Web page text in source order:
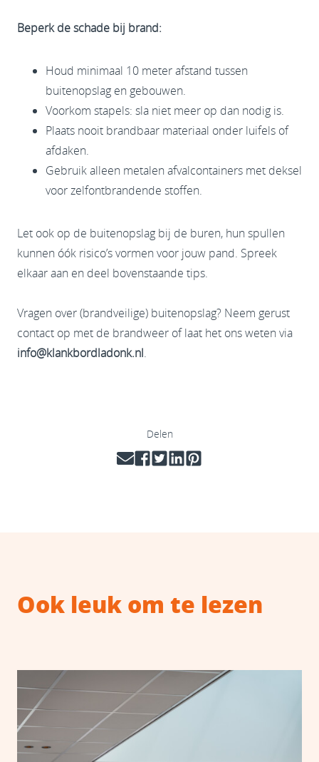
Beperk de schade bij brand:
Houd minimaal 10 meter afstand tussen
buitenopslag en gebouwen.
Voorkom stapels: sla niet meer op dan nodig is.
Plaats nooit brandbaar materiaal onder luifels of
afdaken.
Gebruik alleen metalen afvalcontainers met deksel
voor zelfontbrandende stoffen.
Let ook op de buitenopslag bij de buren, hun spullen
kunnen óók risico’s vormen voor jouw pand. Spreek
elkaar aan en deel bovenstaande tips.
Vragen over (brandveilige) buitenopslag? Neem gerust
contact op met de brandweer of laat het ons weten via
info@klankbordladonk.nl.
Delen
Ook leuk om te lezen